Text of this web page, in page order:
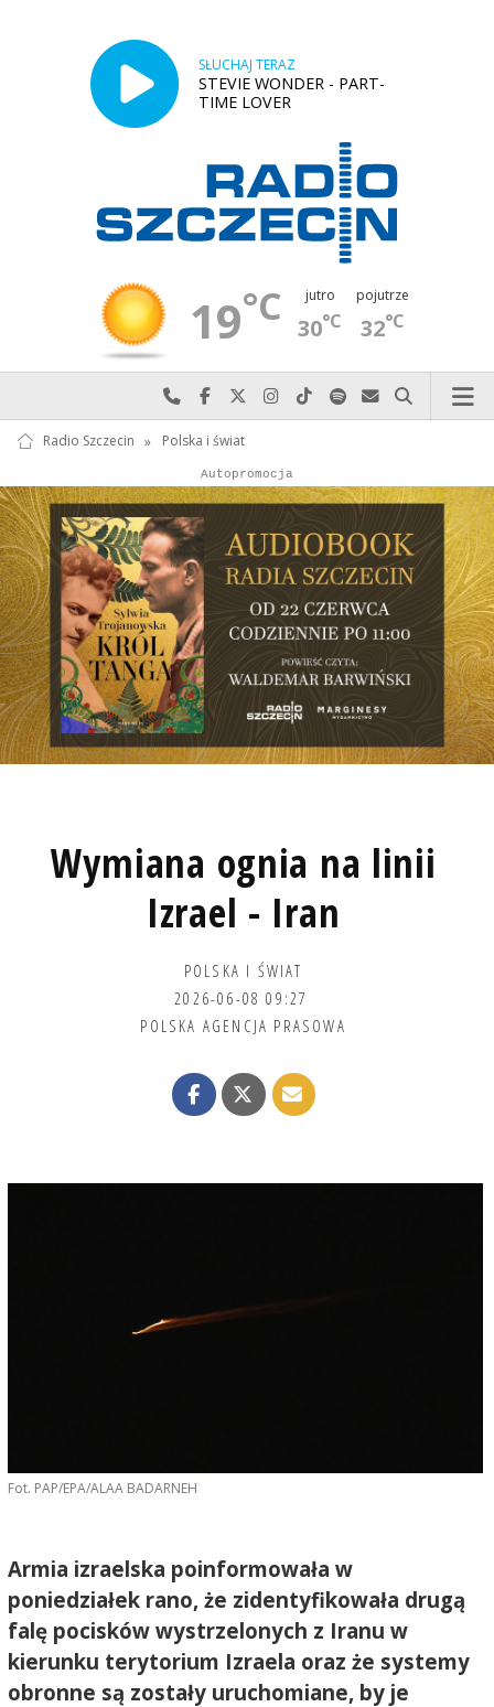
SŁUCHAJ TERAZ
STEVIE WONDER - PART-
TIME LOVER
19°C jutro
30°C
pojutrze
32°C
Najlepiej po prostu do nas zadzwoń
Odwiedź nas na Facebook-u
Odwiedź nas na X
Odwiedź nas na Instagram-ie
Odwiedź nas na TikTok-u
Szukaj nas na Spotify
Wyślij do nas
Szukaj
Radio Szczecin » Polska i świat
Reklama
Autopromocja
Wymiana ognia na linii
Izrael - Iran
POLSKA I ŚWIAT
2026-06-08 09:27
POLSKA AGENCJA PRASOWA
Fot. PAP/EPA/ALAA BADARNEH
Armia izraelska poinformowała w
poniedziałek rano, że zidentyfikowała drugą
falę pocisków wystrzelonych z Iranu w
kierunku terytorium Izraela oraz że systemy
obronne są zostały uruchomiane, by je